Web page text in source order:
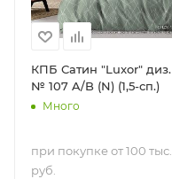
КПБ Сатин "Luxor" диз.
№ 107 A/B (N) (1,5-сп.)
Много
при покупке от 100 тыс.
руб.